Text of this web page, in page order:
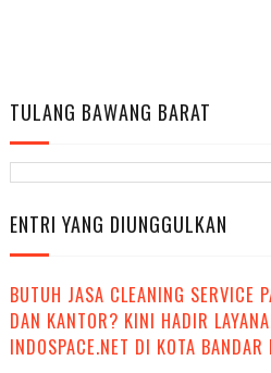
TULANG BAWANG BARAT
ENTRI YANG DIUNGGULKAN
BUTUH JASA CLEANING SERVICE
DAN KANTOR? KINI HADIR
INDOSPACE.NET DI KOTA BANDAR